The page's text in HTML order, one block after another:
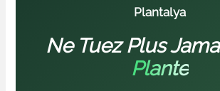
Plantalya
Ne Tuez Plus
Plante